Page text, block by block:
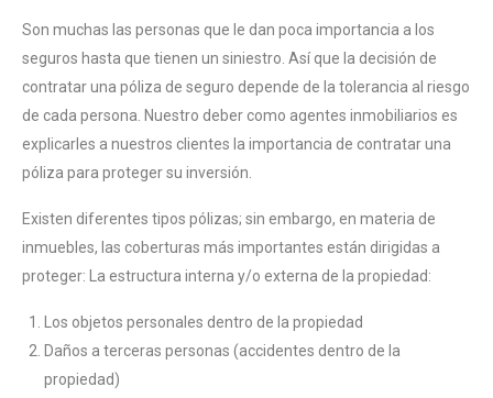
Son muchas las personas que le dan poca importancia a los
seguros hasta que tienen un siniestro. Así que la decisión de
contratar una póliza de seguro depende de la tolerancia al riesgo
de cada persona. Nuestro deber como agentes inmobiliarios es
explicarles a nuestros clientes la importancia de contratar una
póliza para proteger su inversión.
Existen diferentes tipos pólizas; sin embargo, en materia de
inmuebles, las coberturas más importantes están dirigidas a
proteger: La estructura interna y/o externa de la propiedad:
Los objetos personales dentro de la propiedad
Daños a terceras personas (accidentes dentro de la
propiedad)